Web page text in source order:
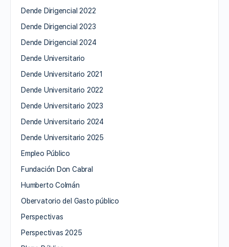
Dende Dirigencial 2022
Dende Dirigencial 2023
Dende Dirigencial 2024
Dende Universitario
Dende Universitario 2021
Dende Universitario 2022
Dende Universitario 2023
Dende Universitario 2024
Dende Universitario 2025
Empleo Público
Fundación Don Cabral
Humberto Colmán
Obervatorio del Gasto público
Perspectivas
Perspectivas 2025